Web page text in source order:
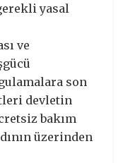
yasal
ve
son
devletin
bakım
üzerinden